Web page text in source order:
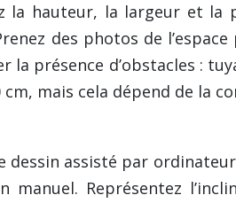
la hauteur, la largeur et
des photos de
présence d’obstacles :
mais cela dépend de la
assisté par
Représentez